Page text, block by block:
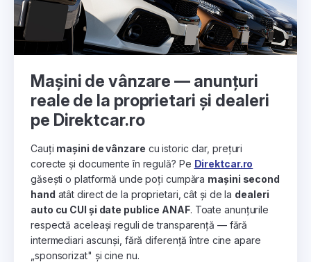
Mașini de vânzare — anunțuri
reale de la proprietari și dealeri
pe Direktcar.ro
Cauți mașini de vânzare cu istoric clar, prețuri
corecte și documente în regulă? Pe Direktcar.ro
găsești o platformă unde poți cumpăra mașini second
hand atât direct de la proprietari, cât și de la dealeri
auto cu CUI și date publice ANAF. Toate anunțurile
respectă aceleași reguli de transparență — fără
intermediari ascunși, fără diferență între cine apare
„sponsorizat" și cine nu.